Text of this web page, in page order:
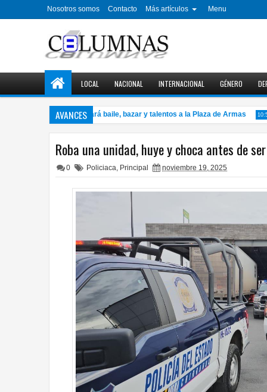
Nosotros somos Contacto Más artículos Menu
LOCAL NACIONAL INTERNACIONAL GÉNERO
AVANCES
del Abuelo llevará baile, bazar y talentos a la Plaza de Armas 10:57
Roba una unidad, huye y choca antes de
0 Policiaca, Principal noviembre 19, 2025